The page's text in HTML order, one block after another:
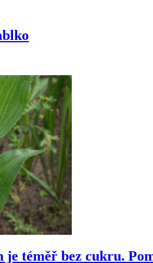
téměř bez cukru.